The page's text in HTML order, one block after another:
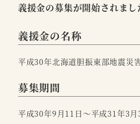
義援金の募集が開始されまし
義援金の名称
平成30年北海道胆振東部地震災
募集期間
平成30年9月11日～平成31年3月